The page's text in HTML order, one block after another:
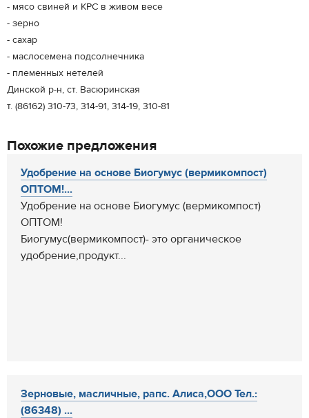
- мясо свиней и КРС в живом весе
- зерно
- сахар
- маслосемена подсолнечника
- племенных нетелей
Динской р-н, ст. Васюринская
т. (86162) 310-73, 314-91, 314-19, 310-81
Похожие предложения
Удобрение на основе Биогумус (вермикомпост)
ОПТОМ!...
Удобрение на основе Биогумус (вермикомпост)
ОПТОМ!
Биогумус(вермикомпост)- это органическое
удобрение,продукт...
Зерновые, масличные, рапс. Алиса,ООО Тел.:
(86348) ...